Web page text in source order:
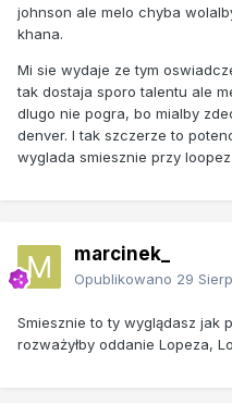
johnson ale melo chyba
khana.
Mi sie wydaje ze tym
tak dostaja sporo talentu ale
dlugo nie pogra, bo mialby
denver. I tak szczerze to
wyglada smiesznie przy
marcinek_
Opublikowano 29
Smiesznie to ty wyglądasz jak
rozważyłby oddanie Lopeza,